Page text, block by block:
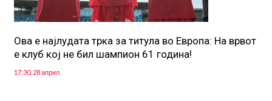
Oва е најлудата трка за титула во Европа: На врвот
е клуб кој не бил шампион 61 година!
17:30, 28 април